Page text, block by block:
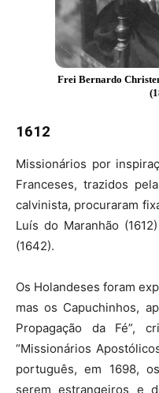
Frei Bernardo
1612
Missionários por
Franceses, trazidos
calvinista, procuraram
Luís do Maranhão
(1642).
Os Holandeses foram
mas os Capuchinhos,
Propagação da Fé”,
“Missionários
português, em 1698,
serem estrangeiros e